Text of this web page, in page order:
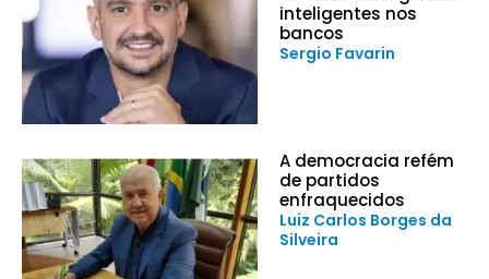
inteligentes nos
bancos
Sergio Favarin
A democracia refém
de partidos
enfraquecidos
Luiz Carlos Borges da
Silveira